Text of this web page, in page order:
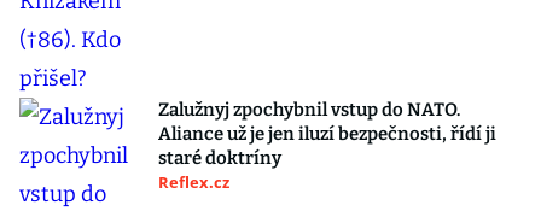
Zalužnyj zpochybnil vstup do NATO.
Aliance už je jen iluzí bezpečnosti, řídí ji
staré doktríny
Reflex.cz